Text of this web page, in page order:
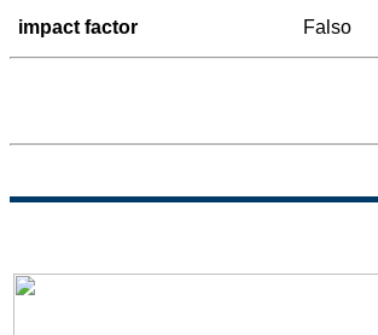
impact factor Falso